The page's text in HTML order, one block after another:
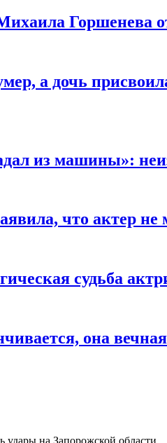
Горшенева
а дочь
из машины»:
что актер
судьба
она
на Запорожской области